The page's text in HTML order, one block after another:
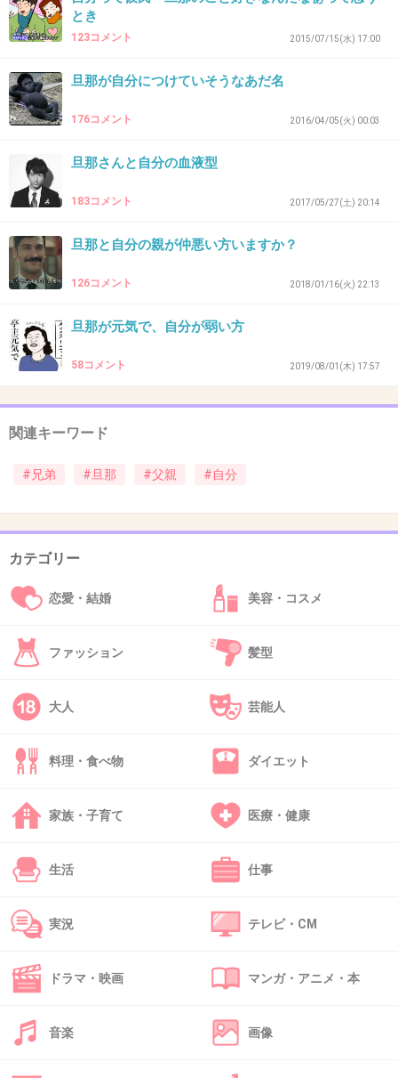
>>15
えてるだけ？？？
3件の返信
父親と夫は似てないんだけどどちらも阿部寛に似てる
+1 -0
38. 匿名 2019/12/17(火) 11:01:02
～と思ってた矢先に、相手の浮気発覚して別れたことあっ
39. 匿名2019/12/17(火) 11:01:33
>>19
姑と母がそっくり。
性格もよく喋りよく笑うところが似ているからか気も合う
みたいで仲良がいい。私もお義母さんにはよくしてもらっ
>>36
血は繋がってないのに違和感なしw
41. 匿名 2019/12/17(火) 11:02:20
は全然似てないよ
とき
123コメント 2015/07/15(水) 17:00
旦那が自分につけていそうなあだ名
176コメント 2016/04/05(火) 00:03
旦那さんと自分の血液型
183コメント 2017/05/27(土) 20:14
旦那と自分の親が仲悪い方いますか？
126コメント 2018/01/16(火) 22:13
旦那が元気で、自分が弱い方
58コメント 2019/08/01(木) 17:57
関連キーワード
#兄弟 #旦那 #父親 #自分
カテゴリー
恋愛・結婚 美容・コスメ
ファッション 髪型
大人 芸能人
料理・食べ物 ダイエット
家族・子育て 医療・健康
生活 仕事
実況 テレビ・CM
ドラマ・映画 マンガ・アニメ・本
音楽 画像